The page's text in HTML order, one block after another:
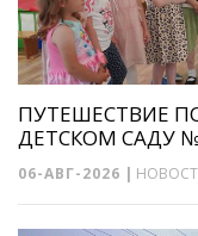
ПУТЕШЕСТВИЕ
ДЕТСКОМ САДУ
06-АВГ-2026 |